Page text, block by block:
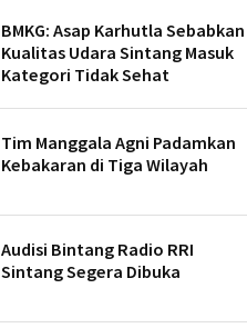
BMKG: Asap Karhutla Sebabkan
Kualitas Udara Sintang Masuk
Kategori Tidak Sehat
Tim Manggala Agni Padamkan
Kebakaran di Tiga Wilayah
Audisi Bintang Radio RRI
Sintang Segera Dibuka